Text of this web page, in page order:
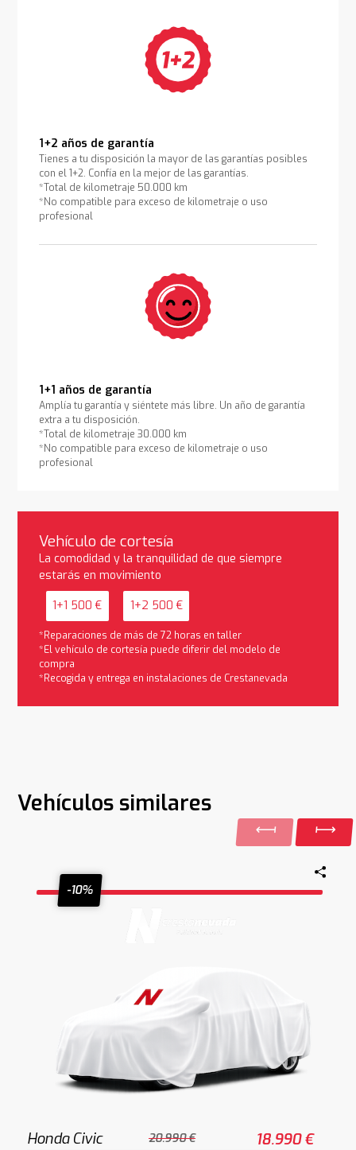
1+2 años de garantía
Tienes a tu disposición la mayor de las garantías posibles
con el 1+2. Confía en la mejor de las garantías.
*Total de kilometraje 50.000 km
*No compatible para exceso de kilometraje o uso
profesional
1+1 años de garantía
Amplía tu garantía y siéntete más libre. Un año de garantía
extra a tu disposición.
*Total de kilometraje 30.000 km
*No compatible para exceso de kilometraje o uso
profesional
Vehículo de cortesía
La comodidad y la tranquilidad de que siempre
estarás en movimiento
1+1 500 € 1+2 500 €
*Reparaciones de más de 72 horas en taller
*El vehículo de cortesía puede diferir del modelo de
compra
*Recogida y entrega en instalaciones de Crestanevada
Vehículos similares
-10%
Honda Civic 20.990 € 18.990 €